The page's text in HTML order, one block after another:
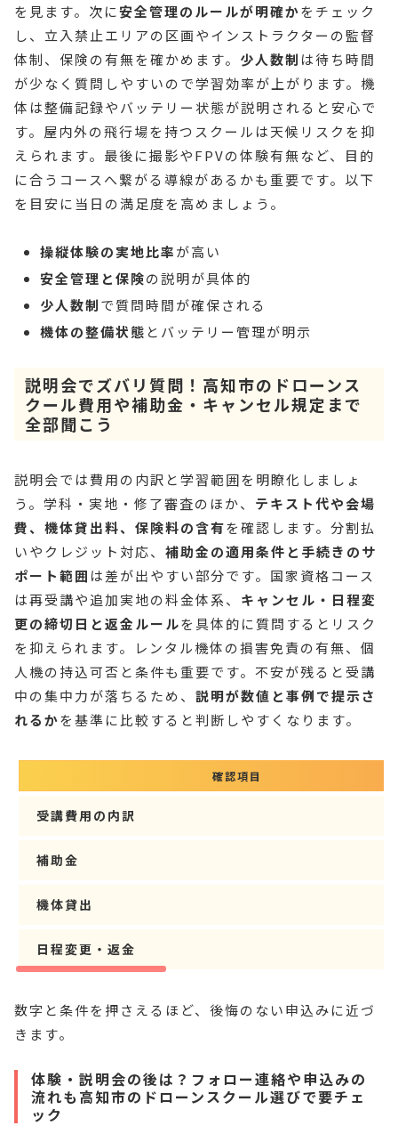
を見ます。次に安全管理のルールが明確かをチェック
し、立入禁止エリアの区画やインストラクターの監督
体制、保険の有無を確かめます。 少人数制 は待ち時間
が少なく質問しやすいので学習効率が上がります。機
体は整備記録やバッテリー状態が説明されると安心で
す。屋内外の飛行場を持つスクールは天候リスクを抑
えられます。最後に撮影やFPVの体験有無など、目的
に合うコースへ繋がる導線があるかも重要です。以下
を目安に当日の満足度を高めましょう。
操縦体験の実地比率が高い
安全管理と保険の説明が具体的
少人数制で質問時間が確保される
機体の整備状態 とバッテリー管理が明示
説明会でズバリ質問！高知市のドローンス
クール費用や補助金・キャンセル規定まで
全部聞こう
説明会では費用の内訳と学習範囲を明瞭化しましょ
う。学科・実地・修了審査のほか、 テキスト代や会場
費、機体貸出料、保険料の含有を確認します。分割払
いやクレジット対応、 補助金の適用条件と手続きのサ
ポート範囲 は差が出やすい部分です。国家資格コース
は再受講や追加実地の料金体系、 キャンセル・日程変
更の締切日と返金ルールを具体的に質問するとリスク
を抑えられます。レンタル機体の損害免責の有無、個
人機の持込可否と条件も重要です。不安が残ると受講
中の集中力が落ちるため、 説明が数値と事例で提示さ
れるかを基準に比較すると判断しやすくなります。
確認項目
受講費用の内訳
補助金
機体貸出
日程変更・返金
数字と条件を押さえるほど、後悔のない申込みに近づ
きます。
体験・説明会の後は？フォロー連絡や申込みの
流れも高知市のドローンスクール選びで要チェ
ック